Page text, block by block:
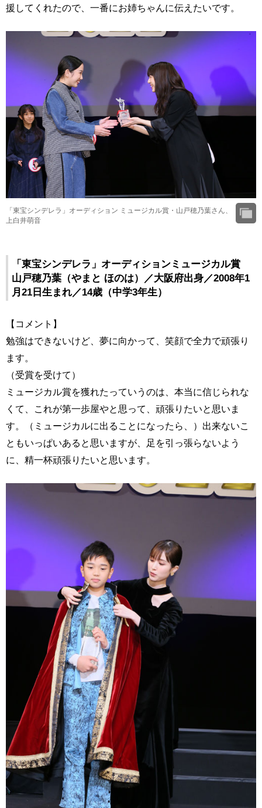
援してくれたので、一番にお姉ちゃんに伝えたいです。
「東宝シンデレラ」オーディション ミュージカル賞・山戸穂乃葉さん、
上白井萌音
「東宝シンデレラ」オーディションミュージカル賞
山戸穂乃葉（やまと ほのは）／大阪府出身／2008年1
月21日生まれ／14歳（中学3年生）
【コメント】
勉強はできないけど、夢に向かって、笑顔で全力で頑張り
ます。
（受賞を受けて）
ミュージカル賞を獲れたっていうのは、本当に信じられな
くて、これが第一歩屋やと思って、頑張りたいと思いま
す。（ミュージカルに出ることになったら、）出来ないこ
ともいっぱいあると思いますが、足を引っ張らないよう
に、精一杯頑張りたいと思います。